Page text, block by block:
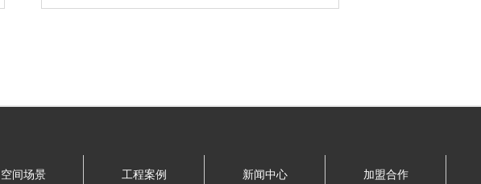
空间场景
工程案例
新闻中心
加盟合作